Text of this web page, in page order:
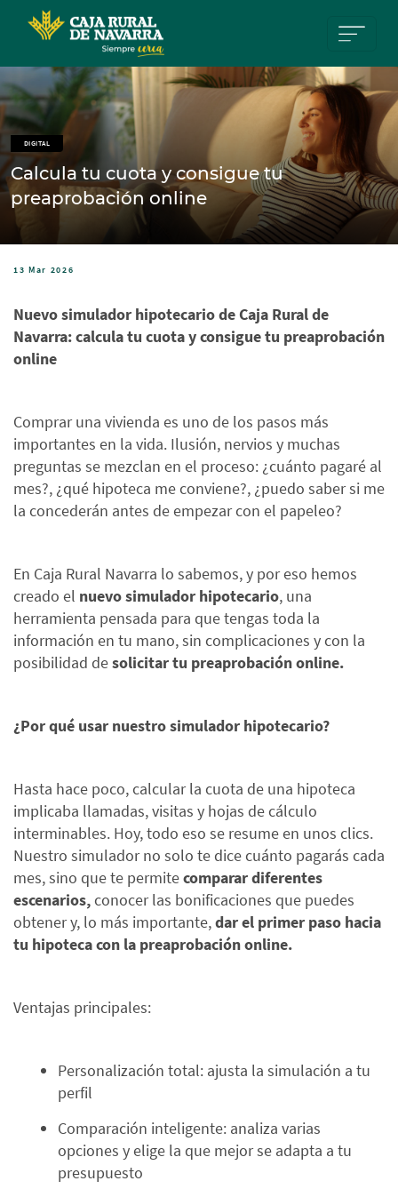
DIGITAL
Calcula tu cuota y consigue tu
preaprobación online
13 Mar 2026
Nuevo simulador hipotecario de Caja Rural de
Navarra: calcula tu cuota y consigue tu preaprobación
online
Comprar una vivienda es uno de los pasos más
importantes en la vida. Ilusión, nervios y muchas
preguntas se mezclan en el proceso: ¿cuánto pagaré al
mes?, ¿qué hipoteca me conviene?, ¿puedo saber si me
la concederán antes de empezar con el papeleo?
En Caja Rural Navarra lo sabemos, y por eso hemos
creado el nuevo simulador hipotecario, una
herramienta pensada para que tengas toda la
información en tu mano, sin complicaciones y con la
posibilidad desolicitar tu preaprobación online.
¿Por qué usar nuestro simulador hipotecario?
Hasta hace poco, calcular la cuota de una hipoteca
implicaba llamadas, visitas y hojas de cálculo
interminables. Hoy, todo eso se resume en unos clics.
Nuestro simulador no solo te dice cuánto pagarás cada
mes, sino que te permitecomparar diferentes
escenarios,conocer las bonificaciones que puedes
obtener y, lo más importante,dar el primer paso hacia
tu hipoteca con la preaprobación online.
Ventajas principales:
Personalización total: ajusta la simulación a tu
perfil
Comparación inteligente: analiza varias
opciones y elige la que mejor se adapta a tu
presupuesto